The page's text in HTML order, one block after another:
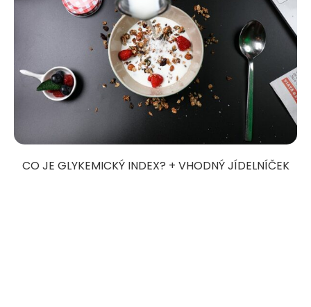
CO JE GLYKEMICKÝ INDEX? + VHODNÝ JÍDELNÍČEK